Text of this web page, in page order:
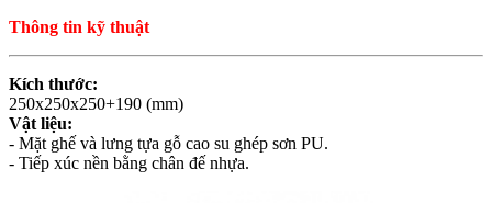
Thông tin kỹ thuật
Kích thước:
250x250x250+190 (mm)
Vật liệu:
- Mặt ghế và lưng tựa gỗ cao su ghép sơn PU.
- Tiếp xúc nền bằng chân đế nhựa.